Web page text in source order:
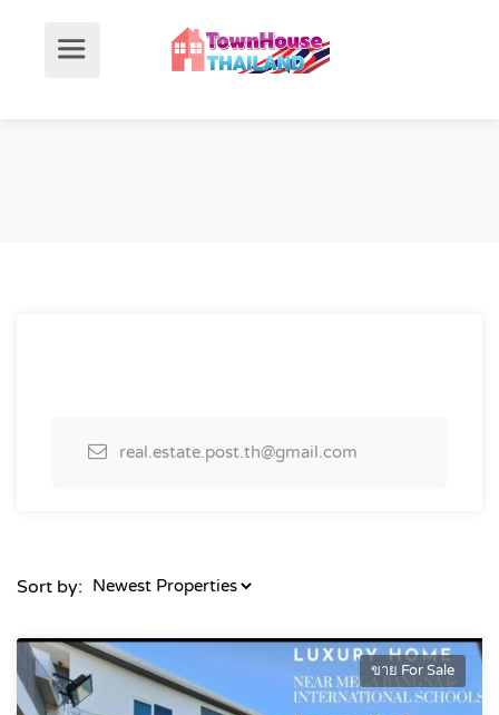
real.estate.post.th@gmail.com
Sort by:
ขาย For Sale